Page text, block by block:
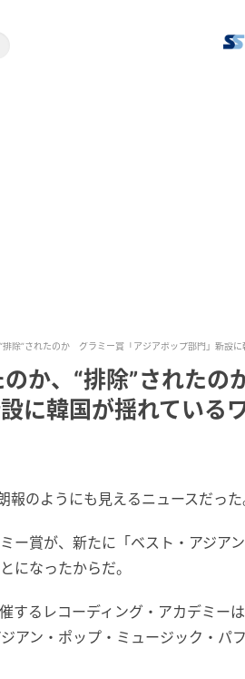
排除”されたのか グラミー賞「アジアポップ部門」新設に
か、“排除”された
に韓国が揺れている
報のようにも見えるニュースだった
ー賞が、新たに「ベスト・アジア
になったからだ。
するレコーディング・アカデミー
アン・ポップ・ミュージック・パ